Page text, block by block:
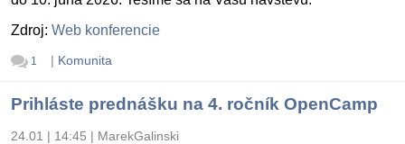
Zdroj: Web konferencie
1 | Komunita
Prihláste prednášku na 4. ročník OpenCamp
24.01 | 14:45 | MarekGalinski